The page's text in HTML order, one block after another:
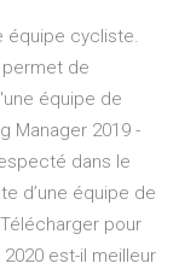
équipe cycliste.
permet de
équipe de
Manager 2019 -
dans le
d’une équipe de
pour
est-il meilleur